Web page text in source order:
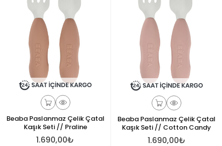
Beaba Paslanmaz Çelik Çatal
Kaşık Seti // Praline
1.690,00₺
Beaba Paslanmaz Çelik Çatal
Kaşık Seti // Cotton Candy
1.690,00₺